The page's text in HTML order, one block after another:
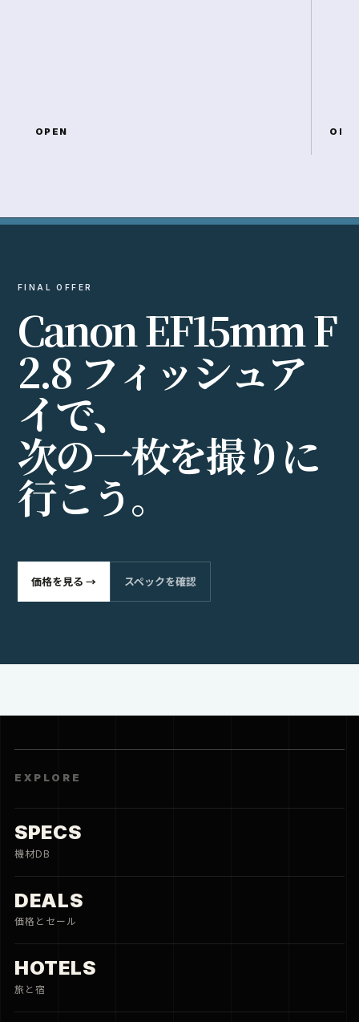
OPEN
FINAL OFFER
CanonEF15mmF
2.8 フィ ッシュア
イで、
次の一枚を撮りに
行こう。
価格を見る → スペックを確認
EXPLORE
SPECS
機材DB
DEALS
価格とセール
HOTELS
旅と宿